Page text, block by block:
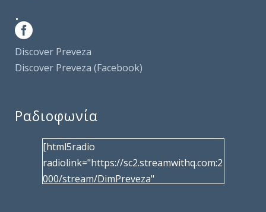
.
Discover Preveza
Discover Preveza (Facebook)
Ραδιοφωνία
[html5radio
radiolink="https://sc2.streamwithq.com:2
000/stream/DimPreveza"